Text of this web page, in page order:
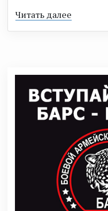
Читать далее